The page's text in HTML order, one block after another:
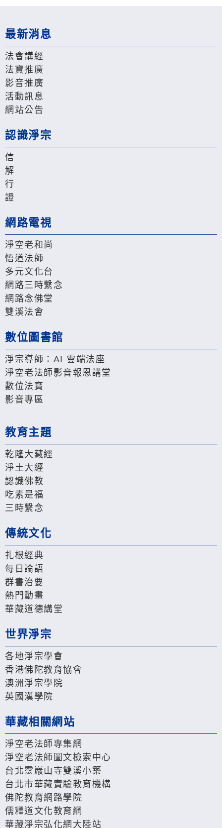
最新消息
法會講經
法寶推廣
影音推廣
活動訊息
網站公告
認識淨宗
信
解
行
證
網路電視
淨空老和尚
悟道法師
多元文化台
網路三時繫念
網路念佛堂
雙溪法會
數位圖書館
淨宗導師：AI 雲端法座
淨空老法師影音報恩講堂
數位法寶
影音專區
教育主題
乾隆大藏經
淨土大經
認識佛教
吃素是福
三時繫念
傳統文化
扎根經典
每日論語
群書治要
熱門動畫
華藏道德講堂
世界淨宗
各地淨宗學會
香港佛陀教育協會
澳洲淨宗學院
英國漢學院
華藏相關網站
淨空老法師專集網
淨空老法師圖文檢索中心
台北靈巖山寺雙溪小築
台北市華藏實驗教育機構
佛陀教育網路學院
儒釋道文化教育網
華藏淨宗弘化網大陸站